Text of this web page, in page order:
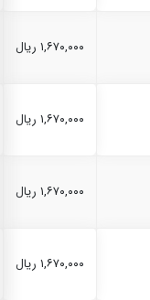
۱,۶۷۰,۰۰۰ ریال
۱,۶۷۰,۰۰۰ ریال
۱,۶۷۰,۰۰۰ ریال
۱,۶۷۰,۰۰۰ ریال